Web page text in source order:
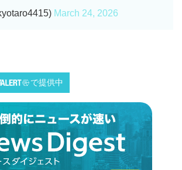
March 24, 2026
で提供中